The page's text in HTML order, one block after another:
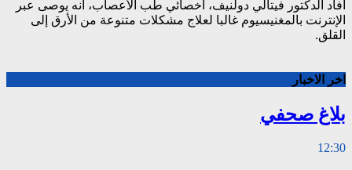
أفاد الدكتور فيتالي دولنيف، أخصائي طب الأعصاب، أنه يوصى عبر
الإنترنت بالمغنيسيوم غالبا لعلاج مشكلات متنوعة من الأرق إلى
القلق.
اخر الاخبار
بلاغ صحفي
12:30